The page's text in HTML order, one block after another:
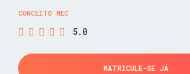
CONCEITO MEC
5.0
MATRICULE-SE JÁ